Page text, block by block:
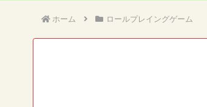
ホーム ロールプレイングゲーム